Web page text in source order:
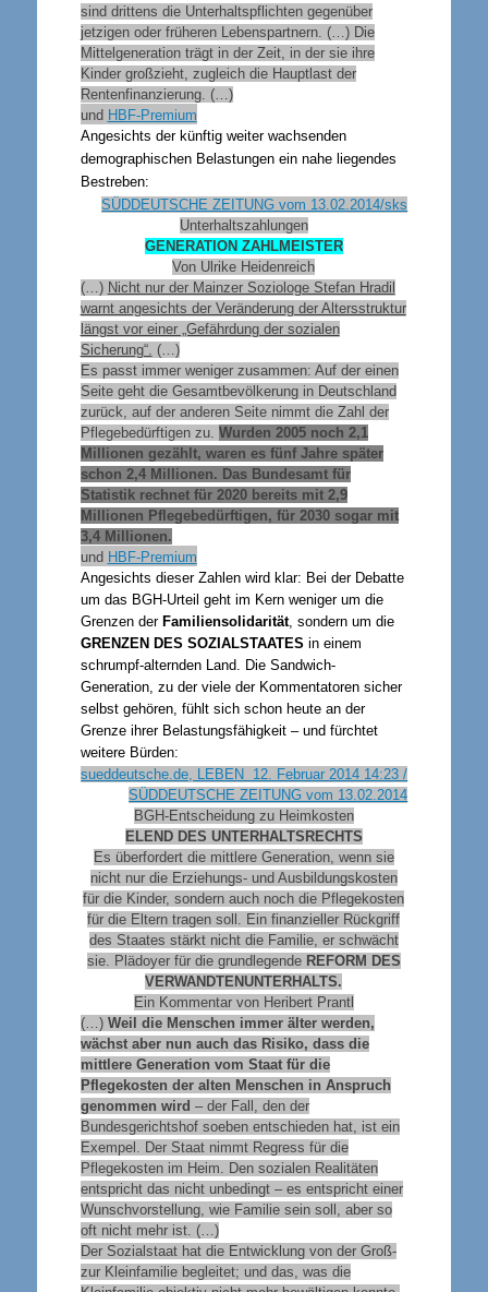
sind drittens die Unterhaltspflichten gegenüber
jetzigen oder früheren Lebenspartnern. (…) Die
Mittelgeneration trägt in der Zeit, in der sie ihre
Kinder großzieht, zugleich die Hauptlast der
Rentenfinanzierung. (…)
und HBF-Premium
Angesichts der künftig weiter wachsenden
demographischen Belastungen ein nahe liegendes
Bestreben:
SÜDDEUTSCHE ZEITUNG vom 13.02.2014/sks
Unterhaltszahlungen
GENERATION ZAHLMEISTER
Von Ulrike Heidenreich
(…) Nicht nur der Mainzer Soziologe Stefan Hradil
warnt angesichts der Veränderung der Altersstruktur
längst vor einer „Gefährdung der sozialen
Sicherung“. (…)
Es passt immer weniger zusammen: Auf der einen
Seite geht die Gesamtbevölkerung in Deutschland
zurück, auf der anderen Seite nimmt die Zahl der
Pflegebedürftigen zu. Wurden 2005 noch 2,1
Millionen gezählt, waren es fünf Jahre später
schon 2,4 Millionen. Das Bundesamt für
Statistik rechnet für 2020 bereits mit 2,9
Millionen Pflegebedürftigen, für 2030 sogar mit
3,4 Millionen.
und HBF-Premium
Angesichts dieser Zahlen wird klar: Bei der Debatte
um das BGH-Urteil geht im Kern weniger um die
Grenzen der Familiensolidarität, sondern um die
GRENZEN DES SOZIALSTAATES in einem
schrumpf-alternden Land. Die Sandwich-
Generation, zu der viele der Kommentatoren sicher
selbst gehören, fühlt sich schon heute an der
Grenze ihrer Belastungsfähigkeit – und fürchtet
weitere Bürden:
sueddeutsche.de, LEBEN 12. Februar 2014 14:23 /
SÜDDEUTSCHE ZEITUNG vom 13.02.2014
BGH-Entscheidung zu Heimkosten
ELEND DES UNTERHALTSRECHTS
Es überfordert die mittlere Generation, wenn sie
nicht nur die Erziehungs- und Ausbildungskosten
für die Kinder, sondern auch noch die Pflegekosten
für die Eltern tragen soll. Ein finanzieller Rückgriff
des Staates stärkt nicht die Familie, er schwächt
sie. Plädoyer für die grundlegende REFORM DES
VERWANDTENUNTERHALTS.
Ein Kommentar von Heribert Prantl
(…) Weil die Menschen immer älter werden,
wächst aber nun auch das Risiko, dass die
mittlere Generation vom Staat für die
Pflegekosten der alten Menschen in Anspruch
genommen wird – der Fall, den der
Bundesgerichtshof soeben entschieden hat, ist ein
Exempel. Der Staat nimmt Regress für die
Pflegekosten im Heim. Den sozialen Realitäten
entspricht das nicht unbedingt – es entspricht einer
Wunschvorstellung, wie Familie sein soll, aber so
oft nicht mehr ist. (…)
Der Sozialstaat hat die Entwicklung von der Groß-
zur Kleinfamilie begleitet; und das, was die